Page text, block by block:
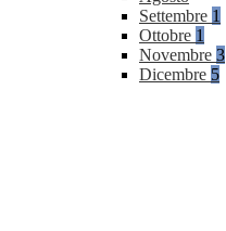
Settembre 1
Ottobre 1
Novembre 3
Dicembre 5